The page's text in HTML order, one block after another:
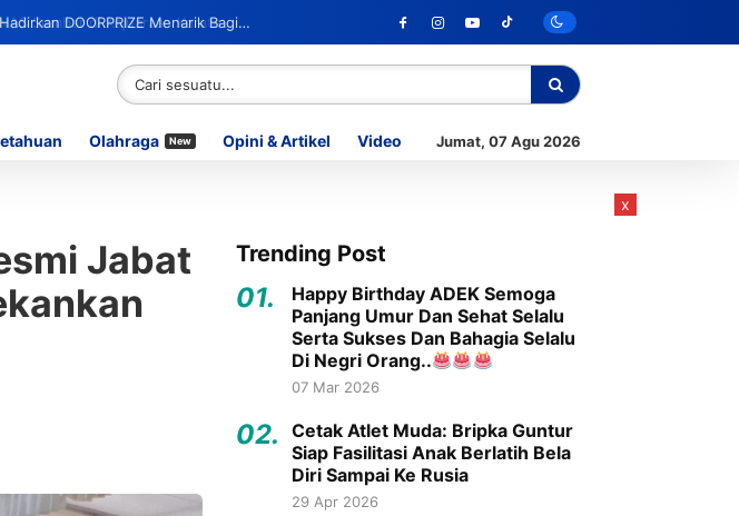
DOORPRIZE Menarik Bagi
Olahraga New Opini & Artikel Video Jumat, 07 Agu 2026
Jabat
Trending Post
01.
Happy Birthday ADEK Semoga
Panjang Umur Dan Sehat Selalu
Serta Sukses Dan Bahagia Selalu
Di Negri Orang..
07 Mar 2026
02.
Cetak Atlet Muda: Bripka Guntur
Siap Fasilitasi Anak Berlatih Bela
Diri Sampai Ke Rusia
29 Apr 2026
x